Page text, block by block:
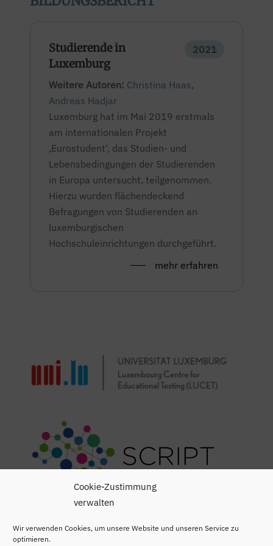
Cookie-Zustimmung
verwalten
Wir verwenden Cookies, um unsere Website und unseren Service zu
optimieren.
Studierende in
Luxemburg
2021
Weitere Autoren: Christina Haas,
Andreas Hadjar
Luxemburg hat im Mai 2019 erstmals
am internationalen Projekt
,Eurostudent‘, das Studien- und
Lebensbedingungen der Studierenden
in Europa untersucht, teilgenommen.
Hierzu wurden flächendeckend
Befragungen von Studierenden an
luxemburgischen
Hochschuleinrichtungen durchgeführt.
mehr erfahren